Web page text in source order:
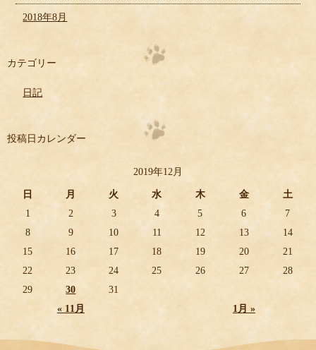
2018年8月
カテゴリー
日記
投稿日カレンダー
2019年12月
日 月 火 水 木 金 土
« 11月 1月 »
1 2 3 4 5 6
7
8
9 10 11 12 13
14
15
16 17 18 19 20
21
22
23 24 25 26 27
28
29
30 31